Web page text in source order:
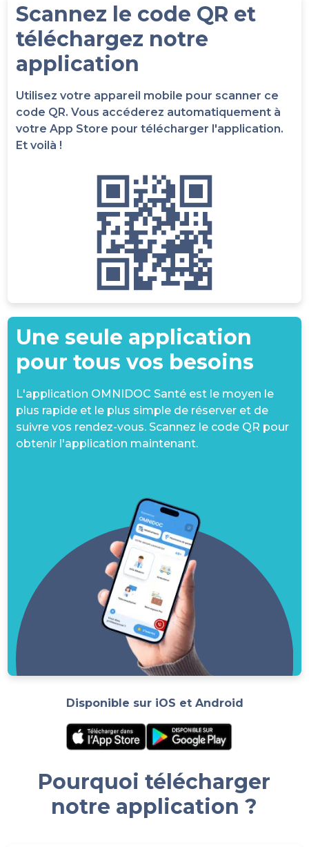
Scannez le code QR et
téléchargez notre
application
Utilisez votre appareil mobile pour scanner ce
code QR. Vous accéderez automatiquement à
votre App Store pour télécharger l'application.
Et voilà !
Une seule application
pour tous vos besoins
L'application OMNIDOC Santé est le moyen le
plus rapide et le plus simple de réserver et de
suivre vos rendez-vous. Scannez le code QR pour
obtenir l'application maintenant.
Disponible sur iOS et Android
Pourquoi télécharger
notre application ?